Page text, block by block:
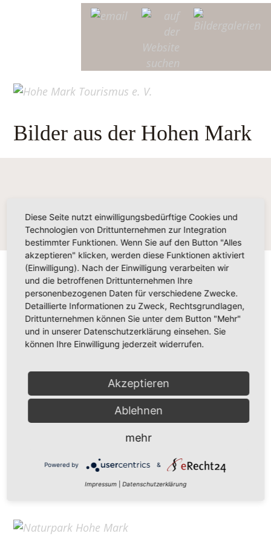
Bilder aus der Hohen Mark
Hohe Mark Tourismus e. V.
Redderstraße 421,45711 Datteln
Fon: +49 (0)2363 377 0
info@hohe-mark-tourismus.de
Datenschutz
Home
Diese Seite nutzt einwilligungsbedürftige Cookies und
Technologien von Drittunternehmen zur Integration
bestimmter Funktionen. Wenn Sie auf den Button "Alles
akzeptieren" klicken, werden diese Funktionen aktiviert
(Einwilligung). Nach der Einwilligung verarbeiten wir
und die betroffenen Drittunternehmen Ihre
personenbezogenen Daten für verschiedene Zwecke.
Detaillierte Informationen zu Zweck, Rechtsgrundlagen,
Drittunternehmen können Sie unter dem Button "Mehr"
und in unserer Datenschutzerklärung einsehen. Sie
können Ihre Einwilligung jederzeit widerrufen.
Akzeptieren
Ablehnen
mehr
Powered by &
Impressum Datenschutzerklärung